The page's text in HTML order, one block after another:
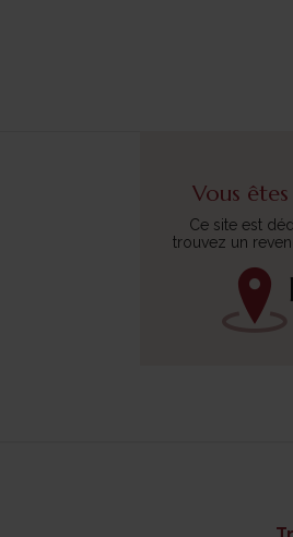
Vous
Ce site est
trouvez un